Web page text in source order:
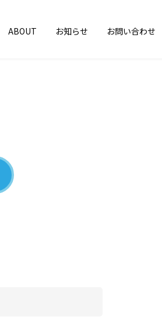
ABOUT お知らせ お問い合わせ